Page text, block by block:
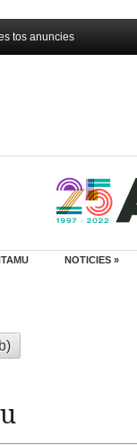
tos anuncies
NOTICIES »